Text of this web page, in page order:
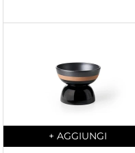
Quantity
+ AGGIUNGI